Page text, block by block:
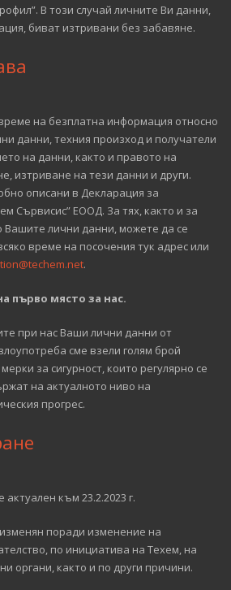
В този случай личните Ви данни,
биват изтривани без забавяне.
на безплатна информация относно
данни, техния произход и получатели
на данни, както и правото на
изтриване на тези данни и други.
описани в Декларация за
Сървисис” ЕООД. За тях, както и за
Вашите лични данни, можете да се
време на посочения тук адрес или
.
първо място за нас.
при нас Ваши лични данни от
сме взели голям брой
за сигурност, които регулярно се
на актуалното ниво на
прогрес.
към 23.2.2023 г.
поради изменение на
по инициатива на Техем, на
органи, както и по други причини.